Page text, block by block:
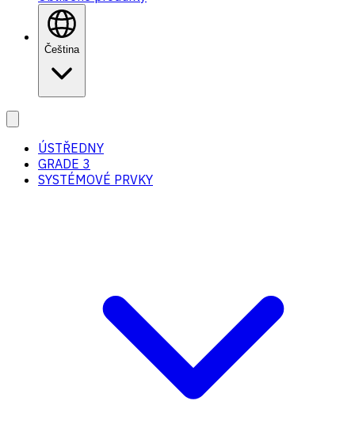
Čeština
ÚSTŘEDNY
GRADE 3
SYSTÉMOVÉ PRVKY